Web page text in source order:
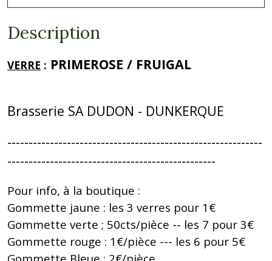
Description
VERRE : PRIMEROSE / FRUIGAL
Brasserie SA DUDON - DUNKERQUE
------------------------------------------------------------
-------------------------------------------------
Pour info, à la boutique :
Gommette jaune : les 3 verres pour 1€
Gommette verte ; 50cts/pièce -- les 7 pour 3€
Gommette rouge : 1€/pièce --- les 6 pour 5€